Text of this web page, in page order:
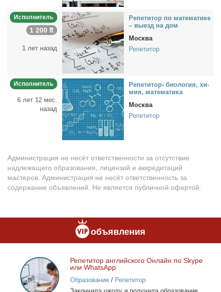
Исполнитель
1 200 ₶
1 лет назад
Ре­пе­ти­тор по ма­те­ма­ти­ке
– вы­езд на дом
Москва
Репетитор
Исполнитель
6 лет 12 мес.
назад
Ре­пе­ти­тор- био­ло­гия, хи­
мия, ма­те­ма­ти­ка
Москва
Репетитор
Администрация не несёт ответственности за отсутствие
надлежащего образования, лицензий и аккредитаций
мастеров. Администрация не несёт ответственность за
содержание объявлений. Не является публичной офертой.
объявления
Репетитор
английского
Онлайн
Ре­пе­ти­тор ан­глий­ско­го Он­лайн по Skype
или WhatsApp
Образование/ Репетитор